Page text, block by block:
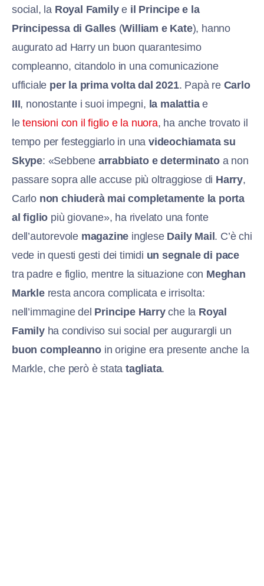
social, la Royal Familye il Principe e la
Principessa di Galles(William e Kate), hanno
augurato ad Harry un buon quarantesimo
compleanno, citandolo in una comunicazione
ufficiale per la prima volta dal 2021. Papà re Carlo
III, nonostante i suoi impegni, la malattiae
letensioni con il figlio e la nuora, ha anche trovato il
tempo per festeggiarlo in unavideochiamata su
Skype: «Sebbene arrabbiato e determinato a non
passare sopra alle accuse più oltraggiose di Harry,
Carlo non chiuderà mai completamente la porta
al figlio più giovane», ha rivelato una fonte
dell’autorevole magazine inglese Daily Mail . C’è chi
vede in questi gesti dei timidi un segnale di pace
tra padre e figlio, mentre la situazione con Meghan
Markleresta ancora complicata e irrisolta:
nell’immagine del Principe Harryche la Royal
Familyha condiviso sui social per augurargli un
buon compleanno in origine era presente anche la
Markle, che però è statatagliata.